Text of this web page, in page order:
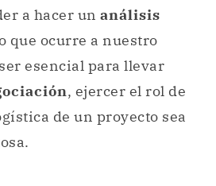
a hacer un análisis
que ocurre a nuestro
esencial para llevar
, ejercer el rol de
de un proyecto sea